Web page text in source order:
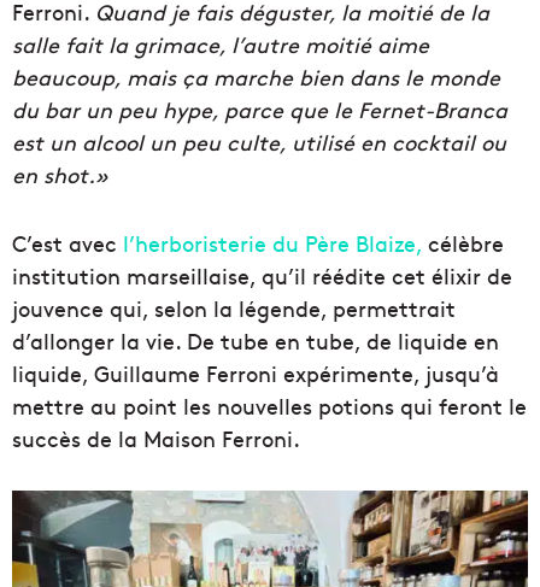
Ferroni. Quand je fais déguster, la moitié de la
salle fait la grimace, l’autre moitié aime
beaucoup, mais ça marche bien dans le monde
du bar un peu hype, parce que le Fernet-Branca
est un alcool un peu culte, utilisé en cocktail ou
en shot.»
C’est avec l’herboristerie du Père Blaize, célèbre
institution marseillaise, qu’il réédite cet élixir de
jouvence qui, selon la légende, permettrait
d’allonger la vie. De tube en tube, de liquide en
liquide, Guillaume Ferroni expérimente, jusqu’à
mettre au point les nouvelles potions qui feront le
succès de la Maison Ferroni.